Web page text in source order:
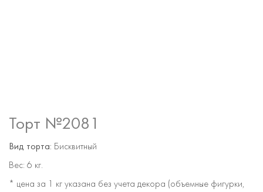
Торт №2081
Вид торта: Бисквитный
Вес: 6 кг.
* цена за 1 кг указана без учета декора (объемные фигурки,